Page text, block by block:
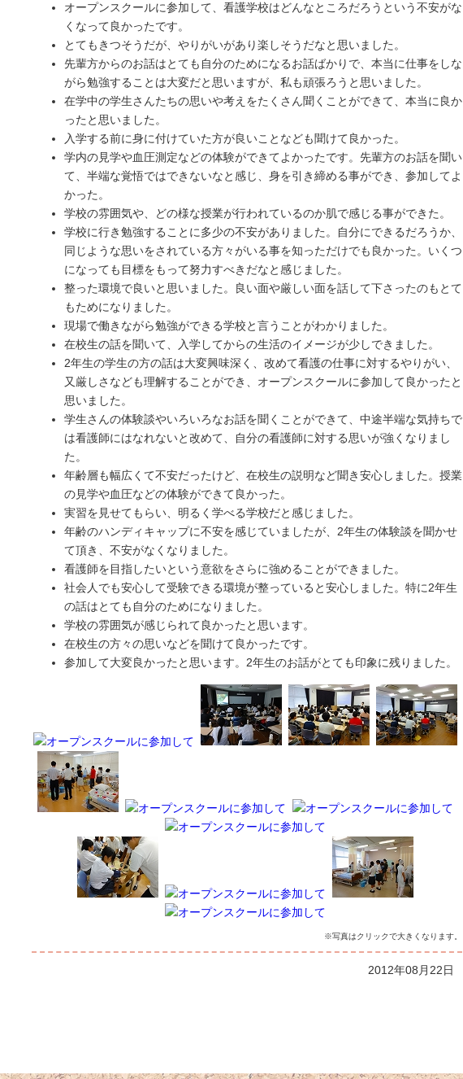
オープンスクールに参加して、看護学校はどんなところだろうという不安がな
くなって良かったです。
とてもきつそうだが、やりがいがあり楽しそうだなと思いました。
先輩方からのお話はとても自分のためになるお話ばかりで、本当に仕事をしな
がら勉強することは大変だと思いますが、私も頑張ろうと思いました。
在学中の学生さんたちの思いや考えをたくさん聞くことができて、本当に良か
ったと思いました。
入学する前に身に付けていた方が良いことなども聞けて良かった。
学内の見学や血圧測定などの体験ができてよかったです。先輩方のお話を聞い
て、半端な覚悟ではできないなと感じ、身を引き締める事ができ、参加してよ
かった。
学校の雰囲気や、どの様な授業が行われているのか肌で感じる事ができた。
学校に行き勉強することに多少の不安がありました。自分にできるだろうか、
同じような思いをされている方々がいる事を知っただけでも良かった。いくつ
になっても目標をもって努力すべきだなと感じました。
整った環境で良いと思いました。良い面や厳しい面を話して下さったのもとて
もためになりました。
現場で働きながら勉強ができる学校と言うことがわかりました。
在校生の話を聞いて、入学してからの生活のイメージが少しできました。
2年生の学生の方の話は大変興味深く、改めて看護の仕事に対するやりがい、
又厳しさなども理解することができ、オープンスクールに参加して良かったと
思いました。
学生さんの体験談やいろいろなお話を聞くことができて、中途半端な気持ちで
は看護師にはなれないと改めて、自分の看護師に対する思いが強くなりまし
た。
年齢層も幅広くて不安だったけど、在校生の説明など聞き安心しました。授業
の見学や血圧などの体験ができて良かった。
実習を見せてもらい、明るく学べる学校だと感じました。
年齢のハンディキャップに不安を感じていましたが、2年生の体験談を聞かせ
て頂き、不安がなくなりました。
看護師を目指したいという意欲をさらに強めることができました。
社会人でも安心して受験できる環境が整っていると安心しました。特に2年生
の話はとても自分のためになりました。
学校の雰囲気が感じられて良かったと思います。
在校生の方々の思いなどを聞けて良かったです。
参加して大変良かったと思います。2年生のお話がとても印象に残りました。
※写真はクリックで大きくなります。
2012年08月22日